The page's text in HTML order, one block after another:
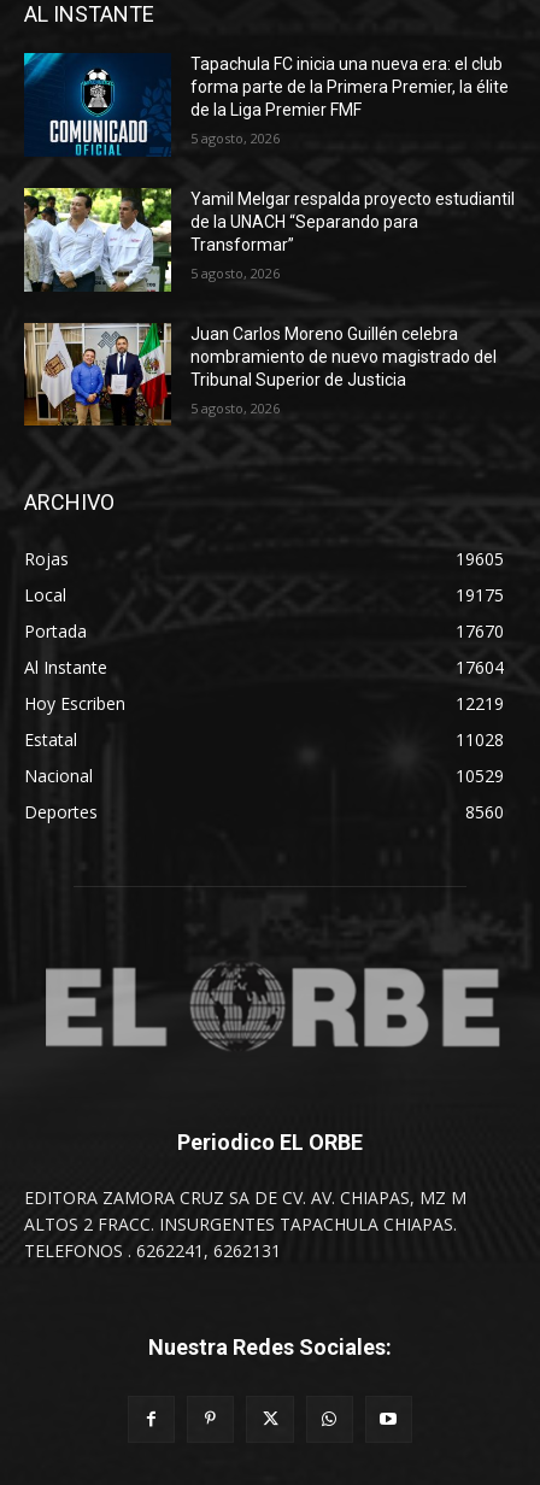
AL INSTANTE
Tapachula FC inicia una nueva era: el club
forma parte de la Primera Premier, la élite
de la Liga Premier FMF
5 agosto, 2026
Yamil Melgar respalda proyecto estudiantil
de la UNACH “Separando para
Transformar”
5 agosto, 2026
Juan Carlos Moreno Guillén celebra
nombramiento de nuevo magistrado del
Tribunal Superior de Justicia
5 agosto, 2026
ARCHIVO
Rojas
19605
Local
19175
Portada
17670
Al Instante
17604
Hoy Escriben
12219
Estatal
11028
Nacional
10529
Deportes
8560
Periodico EL ORBE
EDITORA ZAMORA CRUZ SA DE CV. AV. CHIAPAS, MZ M
ALTOS 2 FRACC. INSURGENTES TAPACHULA CHIAPAS.
TELEFONOS . 6262241, 6262131
Nuestra Redes Sociales: